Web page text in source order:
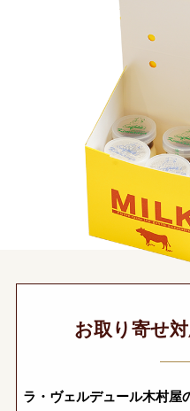
お取り寄せ
ラ・ヴェルデュール木村屋